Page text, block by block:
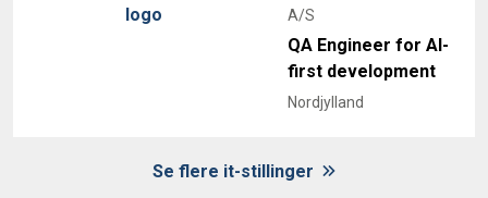
A/S
QA Engineer for AI-
first development
Nordjylland
Se flere it-stillinger